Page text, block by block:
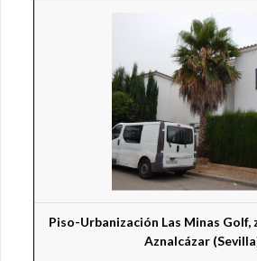
Piso-Urbanización Las Minas Golf,
Aznalcázar